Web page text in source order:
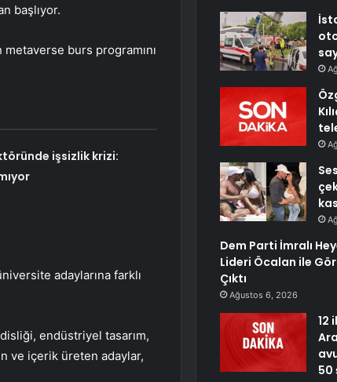
başlıyor.
burs programını
işsizlik krizi:
adaylarına farklı
endüstriyel tasarım,
ve içerik üreten adaylar,
Dem Parti İmralı
Lideri Öcalan ile
Çıktı
Ağustos 6, 2026
12
50